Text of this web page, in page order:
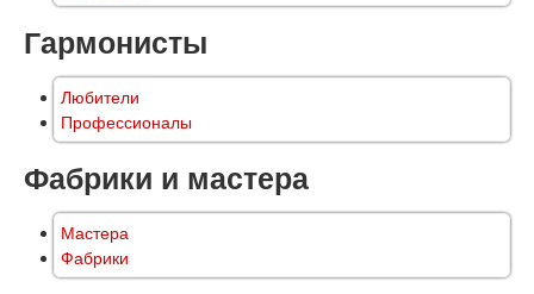
Гармонисты
Любители
Профессионалы
Фабрики и мастера
Мастера
Фабрики